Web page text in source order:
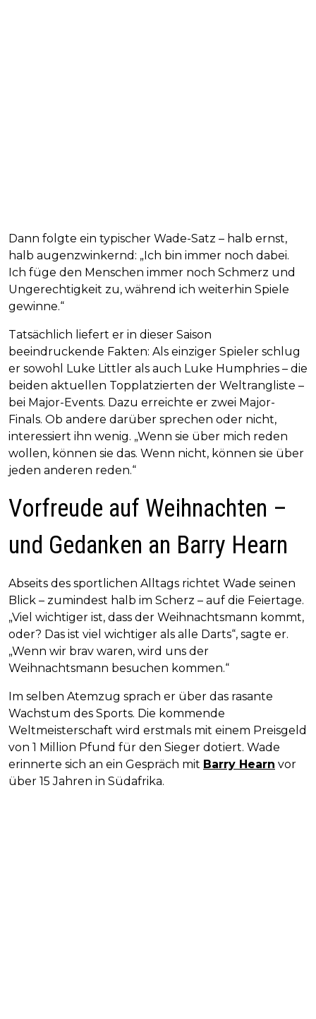
Dann folgte ein typischer Wade-Satz – halb ernst,
halb augenzwinkernd: „Ich bin immer noch dabei.
Ich füge den Menschen immer noch Schmerz und
Ungerechtigkeit zu, während ich weiterhin Spiele
gewinne.“
Tatsächlich liefert er in dieser Saison
beeindruckende Fakten: Als einziger Spieler schlug
er sowohl Luke Littler als auch Luke Humphries – die
beiden aktuellen Topplatzierten der Weltrangliste –
bei Major-Events. Dazu erreichte er zwei Major-
Finals. Ob andere darüber sprechen oder nicht,
interessiert ihn wenig. „Wenn sie über mich reden
wollen, können sie das. Wenn nicht, können sie über
jeden anderen reden.“
Vorfreude auf Weihnachten –
und Gedanken an Barry Hearn
Abseits des sportlichen Alltags richtet Wade seinen
Blick – zumindest halb im Scherz – auf die Feiertage.
„Viel wichtiger ist, dass der Weihnachtsmann kommt,
oder? Das ist viel wichtiger als alle Darts“, sagte er.
„Wenn wir brav waren, wird uns der
Weihnachtsmann besuchen kommen.“
Im selben Atemzug sprach er über das rasante
Wachstum des Sports. Die kommende
Weltmeisterschaft wird erstmals mit einem Preisgeld
von 1 Million Pfund für den Sieger dotiert. Wade
erinnerte sich an ein Gespräch mit Barry Hearn vor
über 15 Jahren in Südafrika.